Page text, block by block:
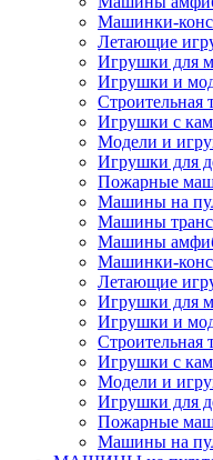
Машинки-
Летающие
Игрушки для
Игрушки и
Строительная
Игрушки с
Модели и
Игрушки для
Пожарные
Машины на
Машины
Машины
Машинки-
Летающие
Игрушки для
Игрушки и
Строительная
Игрушки с
Модели и
Игрушки для
Пожарные
Машины на